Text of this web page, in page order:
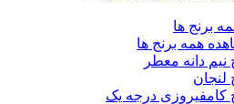
برنج ها
همه برنج ها
نیم دانه معطر
لنجان
کامفیروزی درجه یک